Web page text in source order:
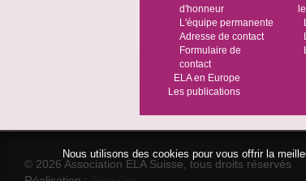
d'honneur
L'équipe permanente
Adresse de contact
Formulaire de
contact
ELA en Europe
Les publications
© 2026 Association ELA Suisse, tous droits réservés
Nous utilisons des cookies pour vous offrir la